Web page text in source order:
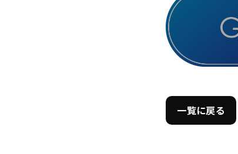
一覧に戻る